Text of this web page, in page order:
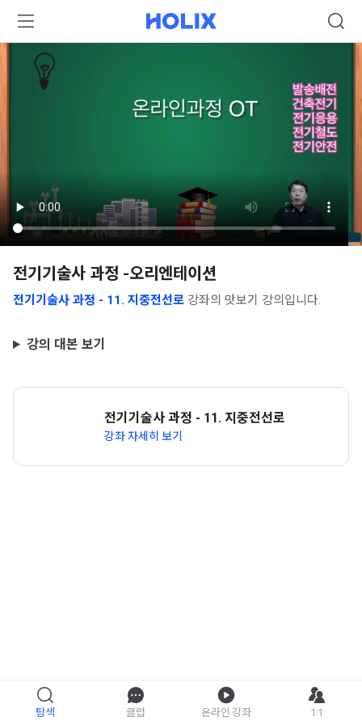
전기기술사 과정 -오리엔테이션
전기기술사 과정 - 11. 지중전선로 강좌의 맛보기 강의입니다.
강의 대본 보기
전기기술사 과정 - 11. 지중전선로
강좌 자세히 보기
탐색 클럽 온라인 강좌 1:1